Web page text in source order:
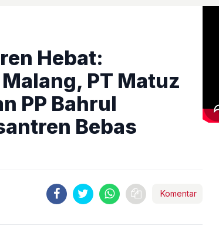
Hebat:
PT Matuz
PP Bahrul
Bebas
Komentar